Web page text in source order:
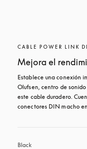
CABLE POWER LINK
Mejora el
Establece una conexión
Olufsen, centro de
este cable duradero.
conectores DIN macho
Black